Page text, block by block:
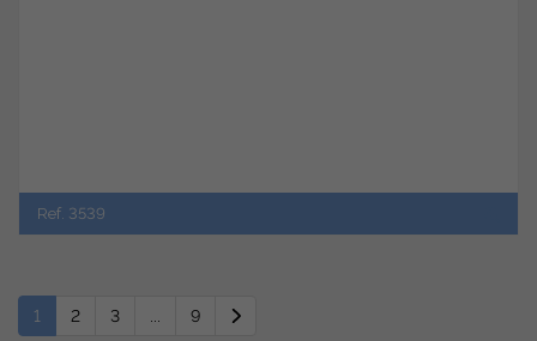
Ref. 3539
1 2 3 ... 9